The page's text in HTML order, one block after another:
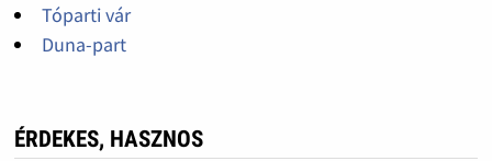
Tóparti vár
Duna-part
ÉRDEKES, HASZNOS